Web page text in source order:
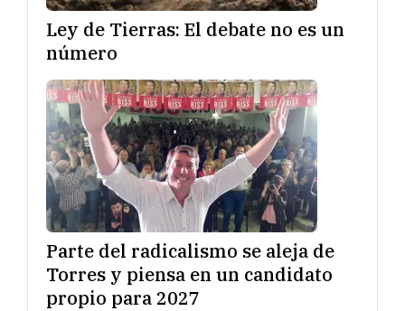
Ley de Tierras: El debate no es un
número
Parte del radicalismo se aleja de
Torres y piensa en un candidato
propio para 2027